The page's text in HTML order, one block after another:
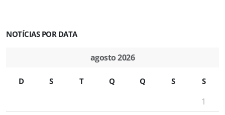
NOTÍCIAS POR DATA
agosto 2026
D S T Q Q S S
1